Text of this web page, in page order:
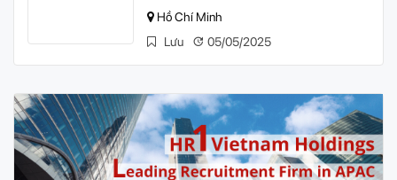
Hồ Chí Minh
Lưu
05/05/2025